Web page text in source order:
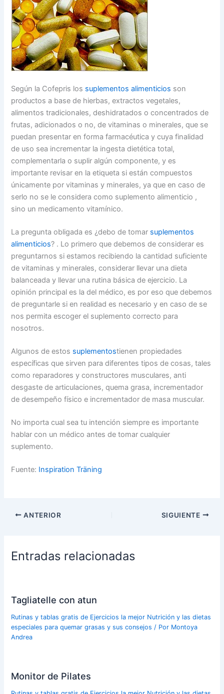
Según la Cofepris los suplementos alimenticios son
productos a base de hierbas, extractos vegetales,
alimentos tradicionales, deshidratados o concentrados de
frutas, adicionados o no, de vitaminas o minerales, que se
puedan presentar en forma farmacéutica y cuya finalidad
de uso sea incrementar la ingesta dietética total,
complementarla o suplir algún componente, y es
importante revisar en la etiqueta si están compuestos
únicamente por vitaminas y minerales, ya que en caso de
serlo no se le considera como suplemento alimenticio ,
sino un medicamento vitamínico.
La pregunta obligada es ¿debo de tomar suplementos
alimenticios? . Lo primero que debemos de considerar es
preguntarnos si estamos recibiendo la cantidad suficiente
de vitaminas y minerales, considerar llevar una dieta
balanceada y llevar una rutina básica de ejercicio. La
opinión principal es la del médico, es por eso que debemos
de preguntarle si en realidad es necesario y en caso de se
nos permita escoger el suplemento correcto para
nosotros.
Algunos de estos suplementostienen propiedades
específicas que sirven para diferentes tipos de cosas, tales
como reparadores y constructores musculares, anti
desgaste de articulaciones, quema grasa, incrementador
de desempeño físico e incrementador de masa muscular.
No importa cual sea tu intención siempre es importante
hablar con un médico antes de tomar cualquier
suplemento.
Fuente: Inspiration Träning
ANTERIOR SIGUIENTE
Entradas relacionadas
Tagliatelle con atun
Rutinas y tablas gratis de Ejercicios la mejor Nutrición y las dietas
especiales para quemar grasas y sus consejos / Por Montoya
Andrea
Monitor de Pilates